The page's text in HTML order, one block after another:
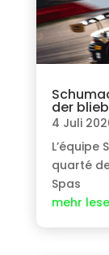
der
4 Juli
L’équipe
quarté
Spas
mehr